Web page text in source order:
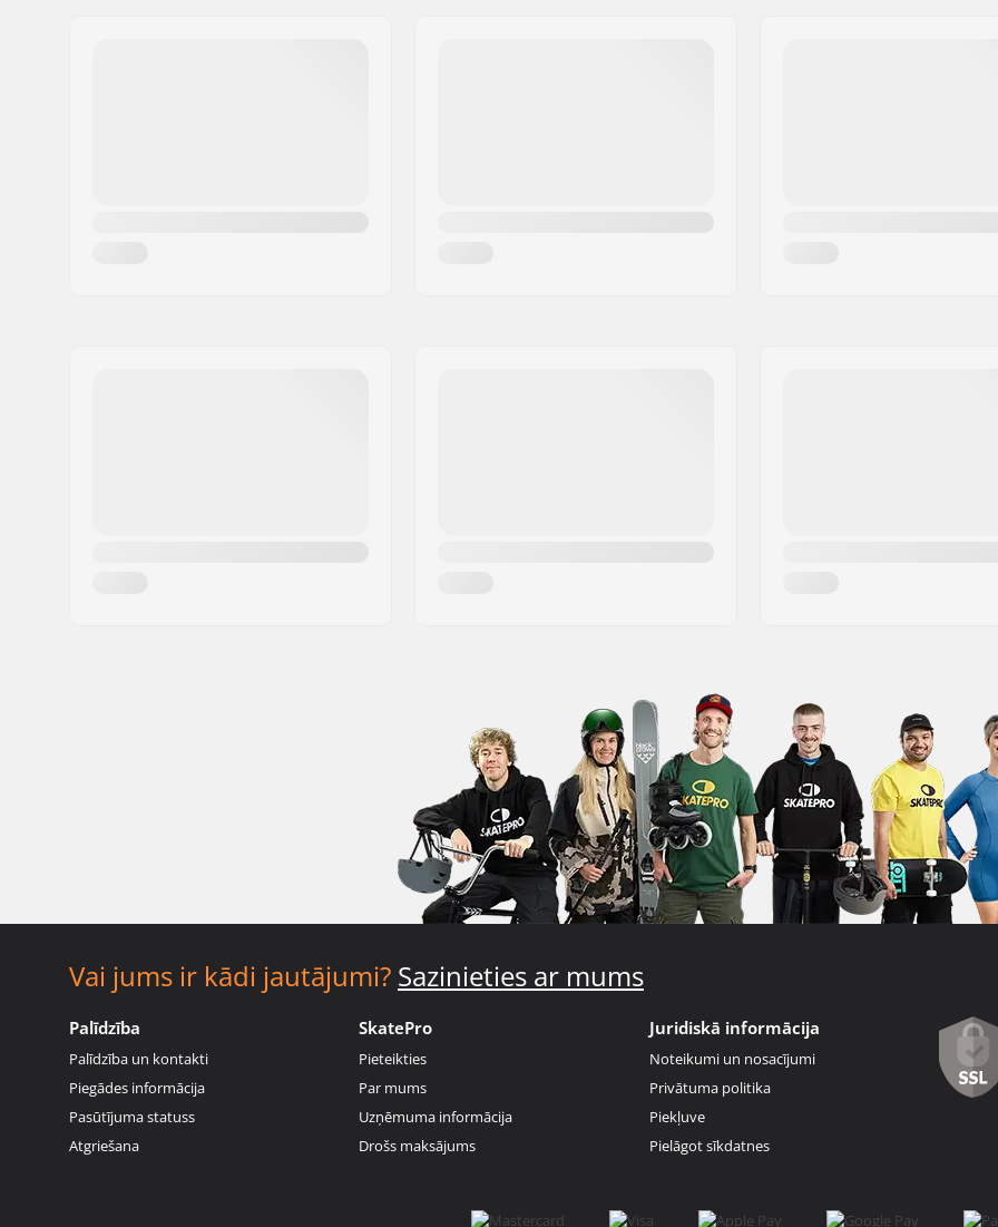
Vai jums ir kādi jautājumi? Sazinieties ar mums
Palīdzība
Palīdzība un kontakti
Piegādes informācija
Pasūtījuma statuss
Atgriešana
SkatePro
Pieteikties
Par mums
Uzņēmuma informācija
Drošs maksājums
Juridiskā informācija
Noteikumi un nosacījumi
Privātuma politika
Piekļuve
Pielāgot sīkdatnes